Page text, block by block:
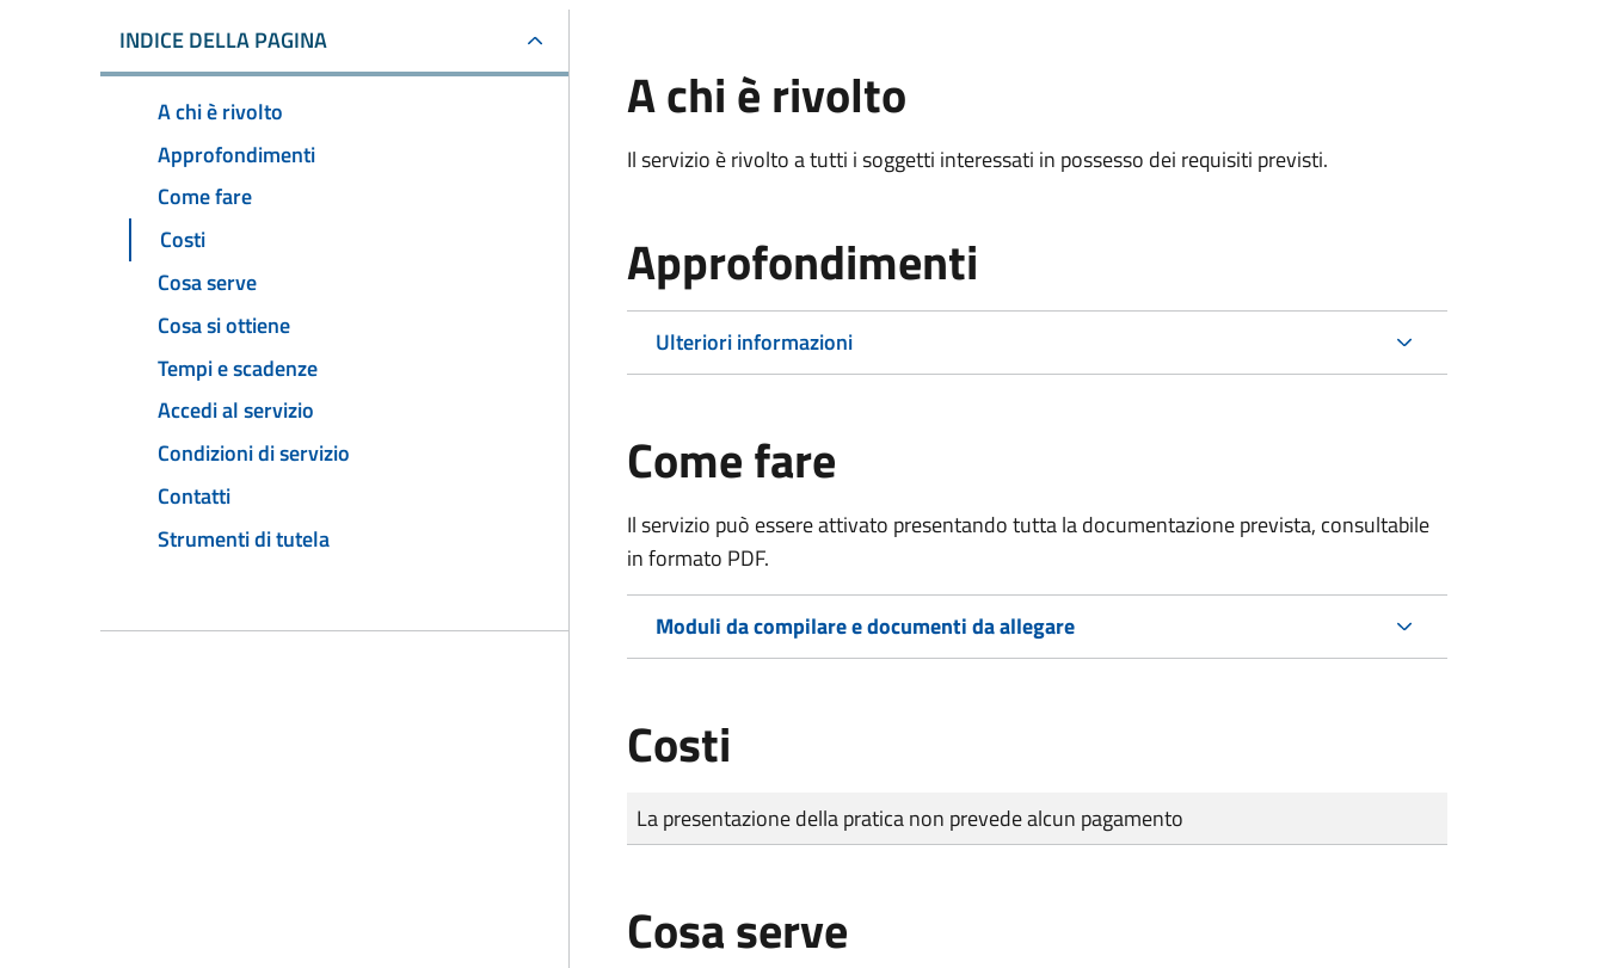
INDICE DELLA PAGINA
A chi è rivolto
Approfondimenti
Come fare
Costi
Cosa serve
Cosa si ottiene
Tempi e scadenze
Accedi al servizio
Condizioni di servizio
Contatti
Strumenti di tutela
A chi è rivolto
Il servizio è rivolto a tutti i soggetti interessati in possesso dei requisiti previsti.
Approfondimenti
Ulteriori informazioni
Come fare
Il servizio può essere attivato presentando tutta la documentazione prevista, consultabile
in formato PDF.
Moduli da compilare e documenti da allegare
Costi
Tipo di pagamento
Importo
La presentazione della pratica non prevede alcun pagamento
Cosa serve